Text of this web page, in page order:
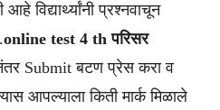
विद्यार्थ्यांनी प्रश्नवाचून
online test 4 th परिसर
Submit बटण प्रेस करा व
आपल्याला किती मार्क मिळाले